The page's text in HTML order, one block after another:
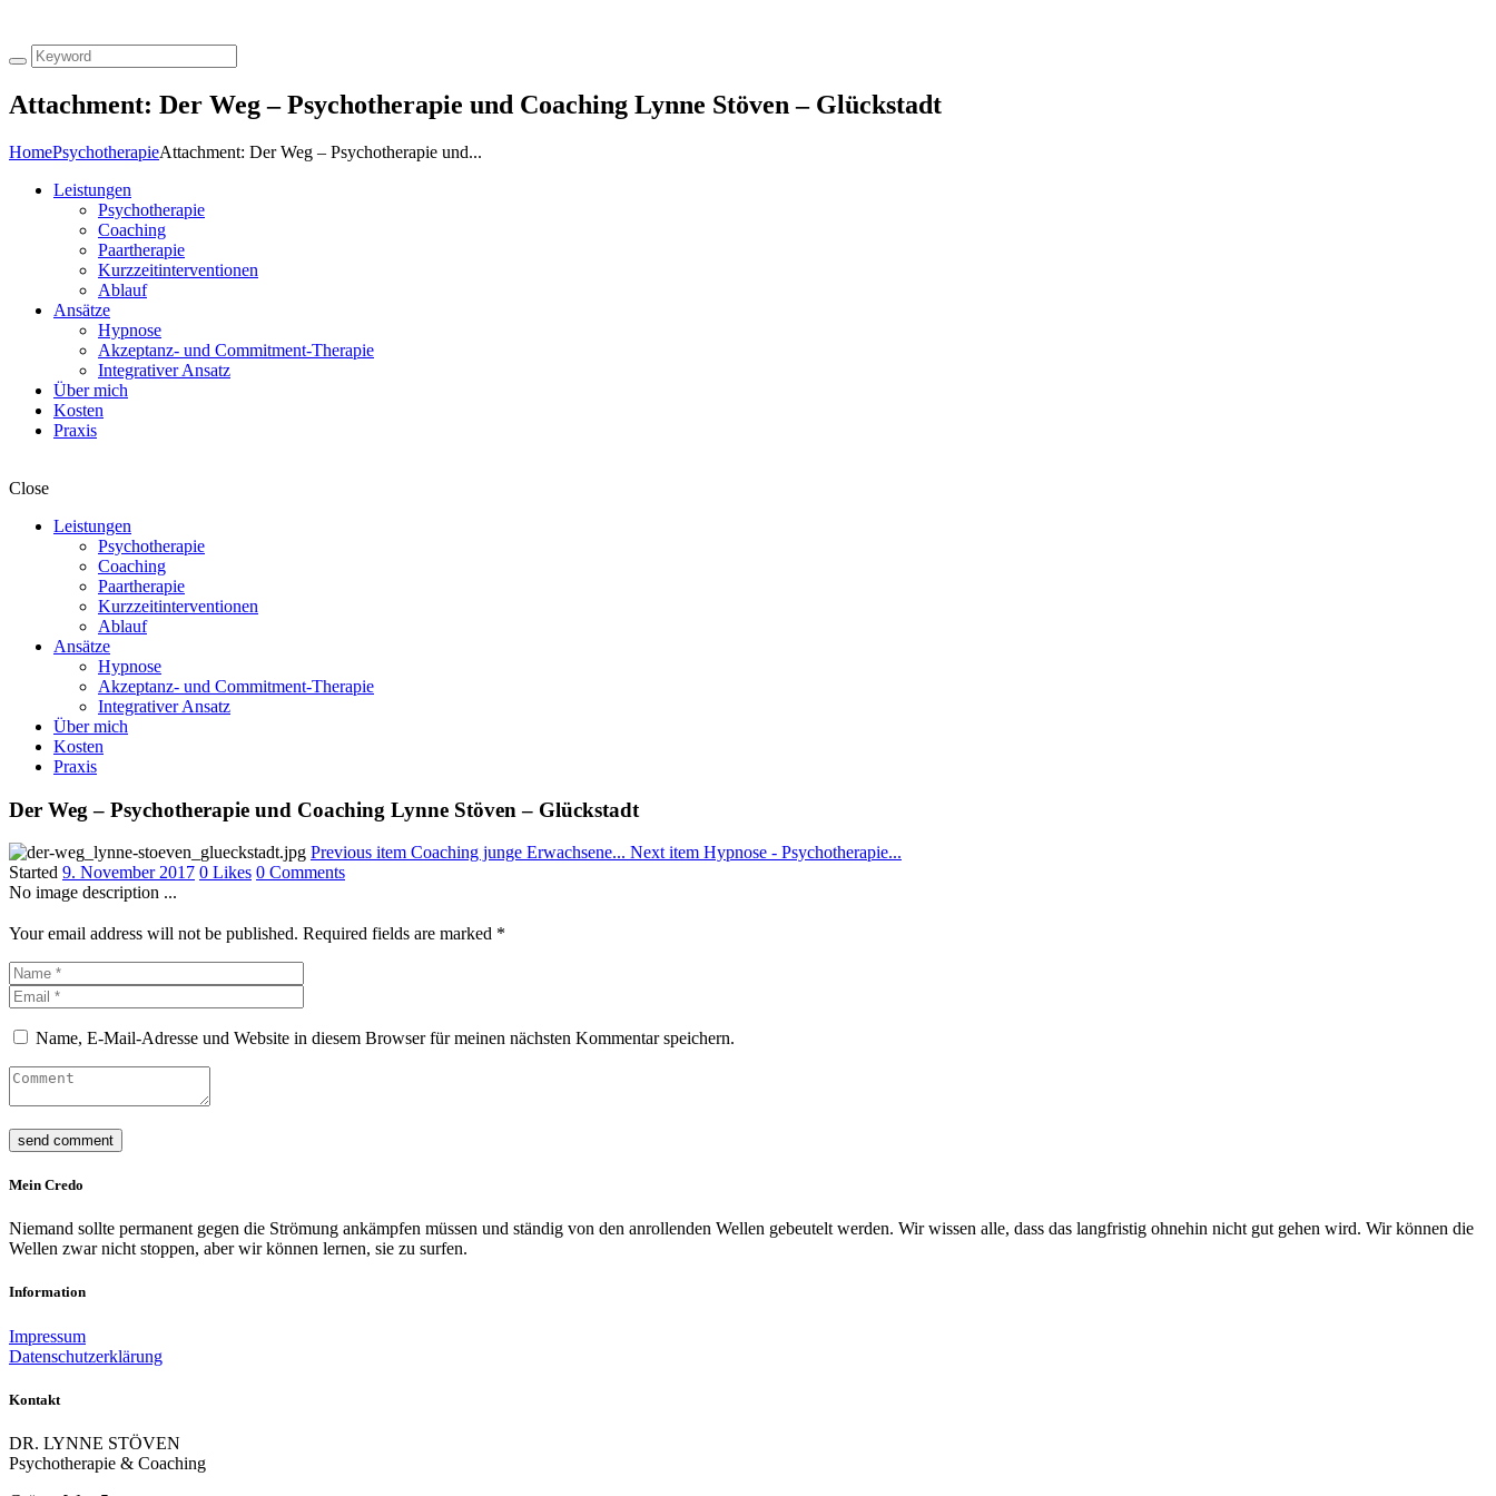
Attachment: Der Weg – Psychotherapie und Coaching Lynne Stöven – Glückstadt
HomePsychotherapieAttachment: Der Weg – Psychotherapie und...
Leistungen
Psychotherapie
Coaching
Paartherapie
Kurzzeitinterventionen
Ablauf
Ansätze
Hypnose
Akzeptanz- und Commitment-Therapie
Integrativer Ansatz
Über mich
Kosten
Praxis
Close
Leistungen
Psychotherapie
Coaching
Paartherapie
Kurzzeitinterventionen
Ablauf
Ansätze
Hypnose
Akzeptanz- und Commitment-Therapie
Integrativer Ansatz
Über mich
Kosten
Praxis
Der Weg – Psychotherapie und Coaching Lynne Stöven – Glückstadt
Previous item Coaching junge Erwachsene... Next item Hypnose - Psychotherapie...
Started 9. November 2017 0 Likes 0 Comments
No image description ...
Your email address will not be published. Required fields are marked *
Name, E-Mail-Adresse und Website in diesem Browser für meinen nächsten Kommentar speichern.
Mein Credo
Niemand sollte permanent gegen die Strömung ankämpfen müssen und ständig von den anrollenden Wellen gebeutelt werden. Wir wissen alle, dass das langfristig ohnehin nicht gut gehen wird. Wir können die
Wellen zwar nicht stoppen, aber wir können lernen, sie zu surfen.
Information
Impressum
Datenschutzerklärung
Kontakt
DR. LYNNE STÖVEN
Psychotherapie & Coaching